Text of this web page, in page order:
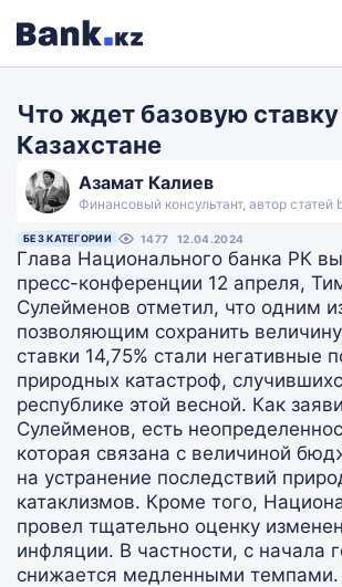
Что ждет базовую ставку
Казахстане
Азамат Калиев
Финансовый консультант, автор статей
БЕЗ КАТЕГОРИИ 1477 12.04.2024
Глава Национального банка РК
пресс-конференции 12 апреля,
Сулейменов отметил, что одним
позволяющим сохранить
ставки 14,75% стали негативные
природных катастроф,
республике этой весной. Как
Сулейменов, есть
которая связана с величиной
на устранение последствий
катаклизмов. Кроме того,
провел тщательно оценку
инфляции. В частности, с начала
снижается медленными темпами.